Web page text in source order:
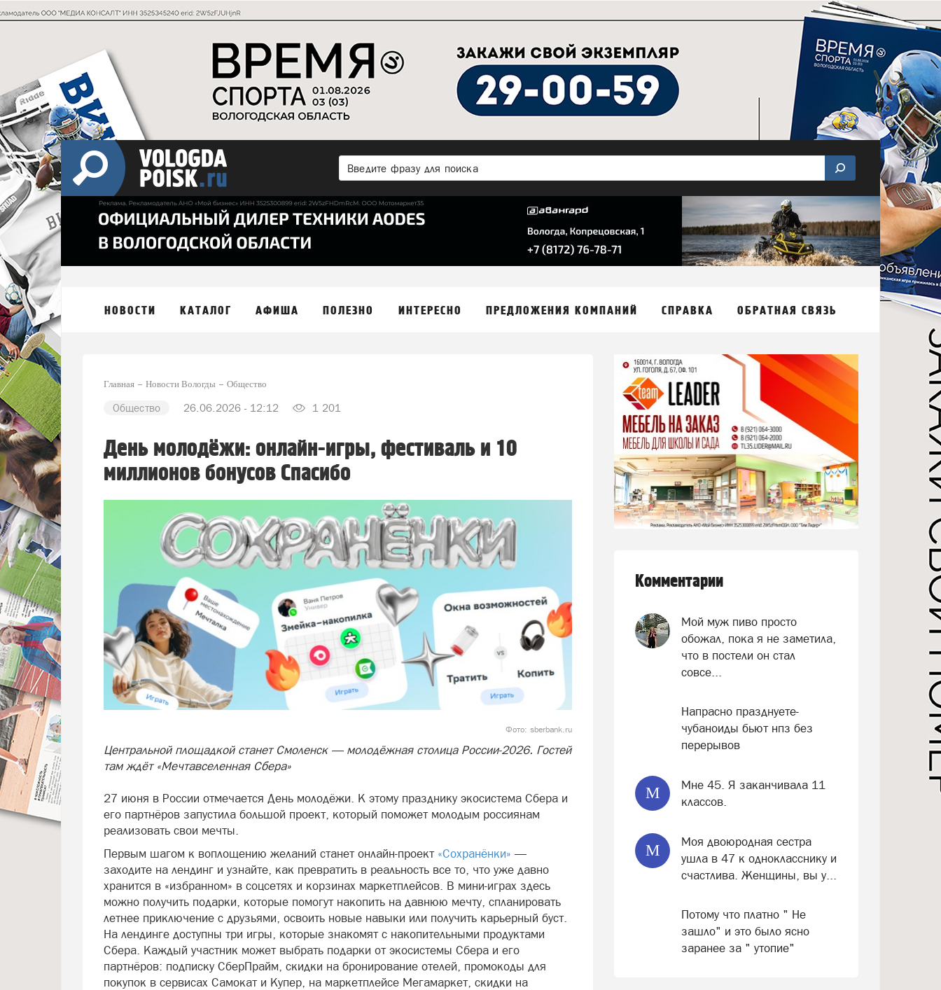
НОВОСТИ КАТАЛОГ АФИША ПОЛЕЗНО ИНТЕРЕСНО ПРЕДЛОЖЕНИЯ КОМПАНИЙ СПРАВКА ОБРАТНАЯ СВЯЗЬ
Главная Новости Вологды Общество
Общество 26.06.2026 - 12:12 1 201
День молодёжи: онлайн-игры, фестиваль и 10
миллионов бонусов Спасибо
Фото: sberbank.ru
Центральной площадкой станет Смоленск — молодёжная столица России-2026. Гостей
там ждёт «Мечтавселенная Сбера»
27 июня в России отмечается День молодёжи. К этому празднику экосистема Сбера и
его партнёров запустила большой проект, который поможет молодым россиянам
реализовать свои мечты.
Первым шагом к воплощению желаний станет онлайн-проект «Сохранёнки» —
заходите на лендинг и узнайте, как превратить в реальность все то, что уже давно
хранится в «избранном» в соцсетях и корзинах маркетплейсов. В мини-играх здесь
можно получить подарки, которые помогут накопить на давнюю мечту, спланировать
летнее приключение с друзьями, освоить новые навыки или получить карьерный буст.
На лендинге доступны три игры, которые знакомят с накопительными продуктами
Сбера. Каждый участник может выбрать подарки от экосистемы Сбера и его
партнёров: подписку СберПрайм, скидки на бронирование отелей, промокоды для
покупок в сервисах Самокат и Купер, на маркетплейсе Мегамаркет, скидки на
Комментарии
Мой муж пиво просто
обожал, пока я не заметила,
что в постели он стал
совсе...
Напрасно празднуете-
чубаноиды бьют нпз без
перерывов
М
Мне 45. Я заканчивала 11
классов.
М
Моя двоюродная сестра
ушла в 47 к однокласснику и
счастлива. Женщины, вы у...
Потому что платно " Не
зашло" и это было ясно
заранее за " утопие"